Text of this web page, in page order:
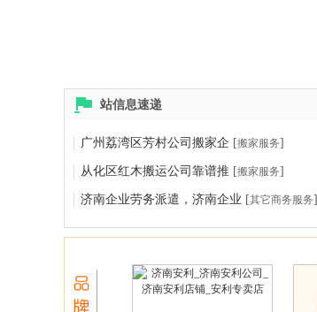
站信息速递
广州荔湾区芳村公司搬家企 [搬家服务]
从化区红木搬运公司靠谱推 [搬家服务]
济南企业劳务派遣，济南企业 [其它商务服务]